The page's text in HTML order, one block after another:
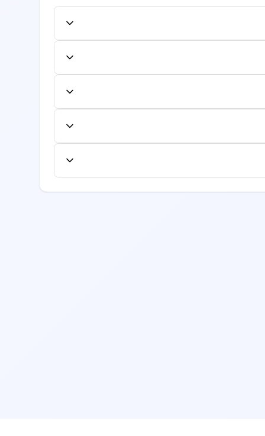
کاردرمانی سنندج
کاردرمانی قم
و نوبت را تایید نمایید. شماره نوبت به صورت
کنند.
محاسبه شود.